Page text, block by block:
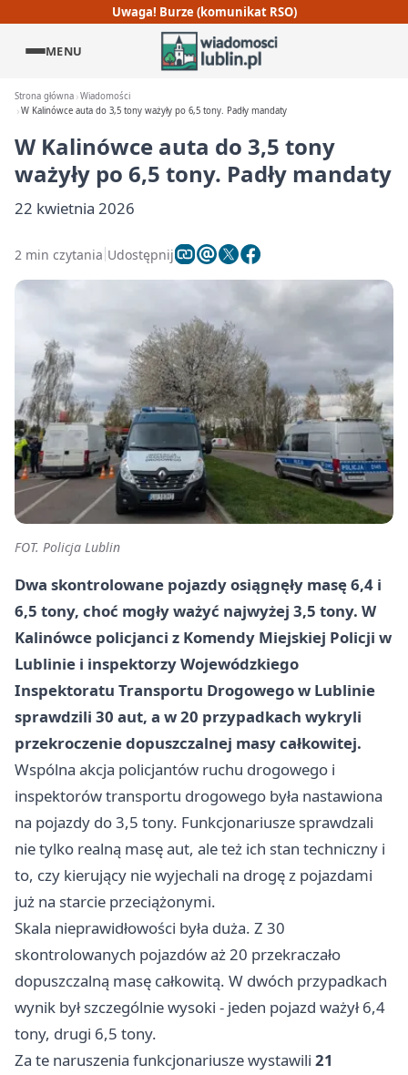
Uwaga! Burze (komunikat RSO)
MENU
Strona główna Wiadomości
W Kalinówce auta do 3,5 tony ważyły po 6,5 tony. Padły mandaty
W Kalinówce auta do 3,5 tony
ważyły po 6,5 tony. Padły mandaty
22 kwietnia 2026
2 min czytania Udostępnij
FOT. Policja Lublin
Dwa skontrolowane pojazdy osiągnęły masę 6,4 i
6,5 tony, choć mogły ważyć najwyżej 3,5 tony. W
Kalinówce policjanci z Komendy Miejskiej Policji w
Lublinie i inspektorzy Wojewódzkiego
Inspektoratu Transportu Drogowego w Lublinie
sprawdzili 30 aut, a w 20 przypadkach wykryli
przekroczenie dopuszczalnej masy całkowitej.
Wspólna akcja policjantów ruchu drogowego i
inspektorów transportu drogowego była nastawiona
na pojazdy do 3,5 tony. Funkcjonariusze sprawdzali
nie tylko realną masę aut, ale też ich stan techniczny i
to, czy kierujący nie wyjechali na drogę z pojazdami
już na starcie przeciążonymi.
Skala nieprawidłowości była duża. Z 30
skontrolowanych pojazdów aż 20 przekraczało
dopuszczalną masę całkowitą. W dwóch przypadkach
wynik był szczególnie wysoki - jeden pojazd ważył 6,4
tony, drugi 6,5 tony.
Za te naruszenia funkcjonariusze wystawili 21